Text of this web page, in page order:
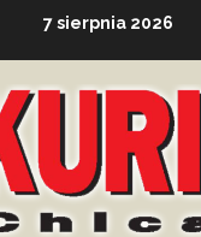
7 sierpnia 2026